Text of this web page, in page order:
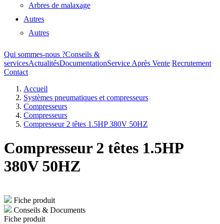
Arbres de malaxage
Autres
Autres
Qui sommes-nous ?Conseils &
servicesActualitésDocumentationService Après Vente Recrutement
Contact
Accueil
Systèmes pneumatiques et compresseurs
Compresseurs
Compresseurs
Compresseur 2 têtes 1.5HP 380V 50HZ
Compresseur 2 têtes 1.5HP
380V 50HZ
Fiche produit
Conseils & Documents
Fiche produit